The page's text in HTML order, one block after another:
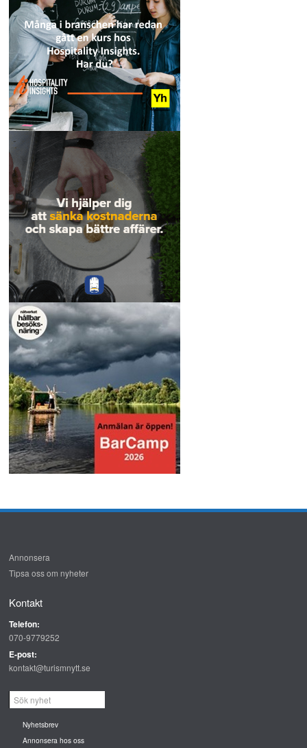
Annonsera
Tipsa oss om nyheter
Kontakt
Telefon:
070-9779252
E-post:
kontakt@turismnytt.se
Nyhetsbrev
Annonsera hos oss